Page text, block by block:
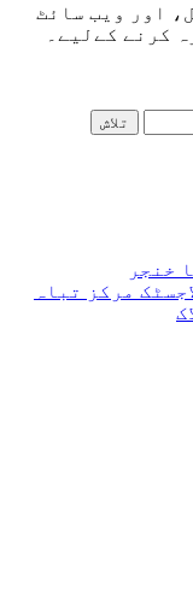
اور ویب سائٹ
کرنے کےلیے۔
خنجر
مرکز تباہ